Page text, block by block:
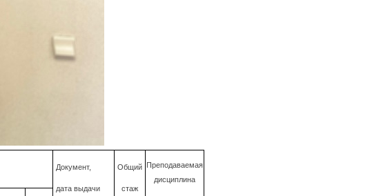
Документ,
дата выдачи
Общий
стаж
Преподаваемая
дисциплина